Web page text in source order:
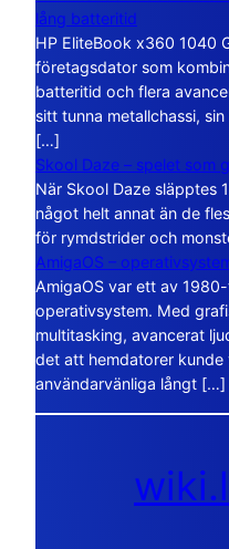
lång batteritid
HP EliteBook x360 1040
företagsdator som
batteritid och flera
sitt tunna metallchassi,
[…]
Skool Daze – spelet som
När Skool Daze släpptes
något helt annat än de
för rymdstrider och
AmigaOS –
AmigaOS var ett av
operativsystem. Med
multitasking, avancerat
det att hemdatorer
användarvänliga långt […]